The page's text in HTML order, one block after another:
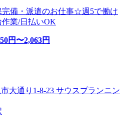
完備・派遣のお仕事☆週5で働け
業/日払いOK
円〜2,063円
大通り1-8-23 サウスプランニン